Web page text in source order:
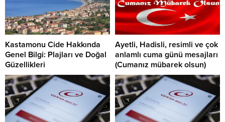
Kastamonu Cide Hakkında
Genel Bilgi: Plajları ve Doğal
Güzellikleri
Ayetli, Hadisli, resimli ve çok
anlamlı cuma günü mesajları
(Cumanız mübarek olsun)